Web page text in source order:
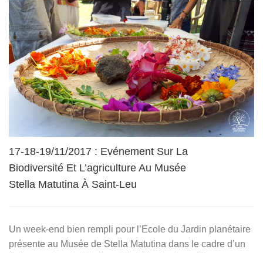
17-18-19/11/2017 : Evénement Sur La
Biodiversité Et L’agriculture Au Musée
Stella Matutina À Saint-Leu
Un week-end bien rempli pour l’Ecole du Jardin planétaire
présente au Musée de Stella Matutina dans le cadre d’un